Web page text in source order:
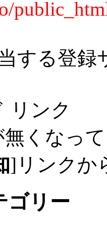
する登録
リンク
くなっ
]リンクか
ゴリー